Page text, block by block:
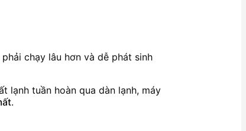
chạy lâu hơn và dễ phát sinh
lạnh tuần hoàn qua dàn lạnh, máy
.